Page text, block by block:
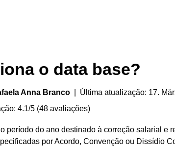
o data base?
Anna Branco | Última atualização: 17.
4.1/5 (48 avaliações)
período do ano destinado à correção salarial e
por Acordo, Convenção ou Dissídio